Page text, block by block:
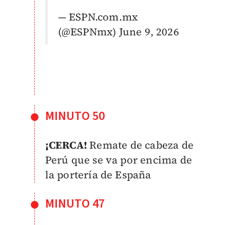
— ESPN.com.mx
(@ESPNmx) June 9, 2026
MINUTO 50
¡CERCA!Remate de cabeza de
Perú que se va por encima de
la portería de España
MINUTO 47